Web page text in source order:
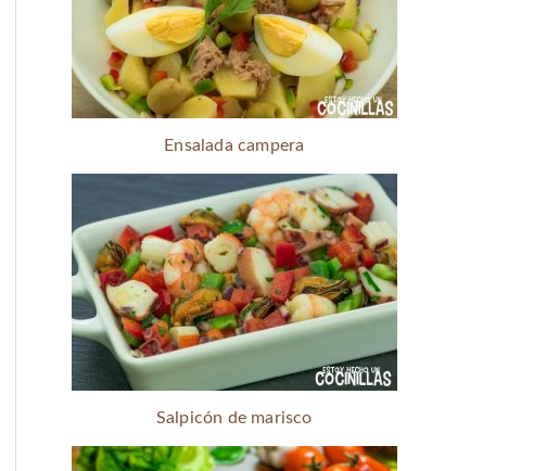
Ensalada campera
Salpicón de marisco